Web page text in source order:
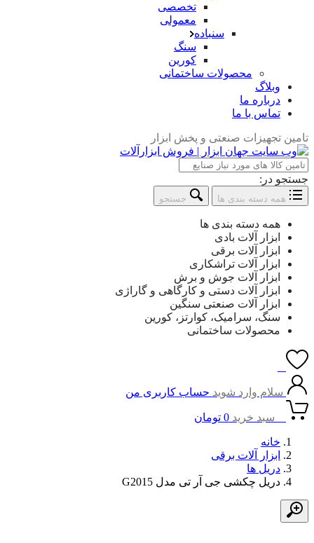
تخصصی
معمولی
سنباده
سنگ
کورین
محصولات ساختمانی
وبلاگ
درباره ما
تماس با ما
تامین تجهیزات صنعتی و پخش ابزار
جستجو در:
همه دسته بندی ها جستجو
همه دسته بندی ها
ابزار آلات بادی
ابزار آلات برقی
ابزار آلات تراشکاری
ابزار آلات جوش و برش
ابزار آلات دستی و کارگاهی و گاراژی
ابزار آلات صنعتی سنگین
سنگ، سرامیک، کوارتز، کورین
محصولات ساختمانی
سلام وارد شوید حساب کاربری من
سبد خرید 0 تومان
خانه
ابزار آلات برقی
دریل ها
دریل چکشی جی آر تی مدل G2015